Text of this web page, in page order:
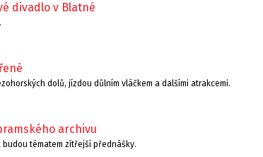
divadlo v Blatné
dolů, jízdou důlním vláčkem a dalšími atrakcemi.
archivu
tématem zítřejší přednášky.